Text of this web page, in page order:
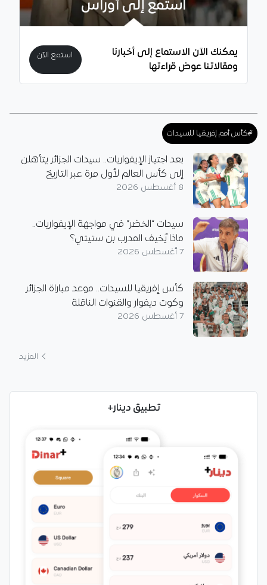
استمع إلى أوراس
يمكنك الآن الاستماع إلى أخبارنا
ومقالاتنا عوض قراءتها
استمع الآن
#كأس أمم إفريقيا للسيدات
بعد اجتياز الإيفواريات.. سيدات الجزائر يتأهلن
إلى كأس العالم لأول مرة عبر التاريخ
8 أغسطس 2026
سيدات “الخضر” في مواجهة الإيفواريات..
ماذا يُخيف المدرب بن ستيتي؟
7 أغسطس 2026
كأس إفريقيا للسيدات.. موعد مباراة الجزائر
وكوت ديفوار والقنوات الناقلة
7 أغسطس 2026
المزيد
تطبيق دينار+